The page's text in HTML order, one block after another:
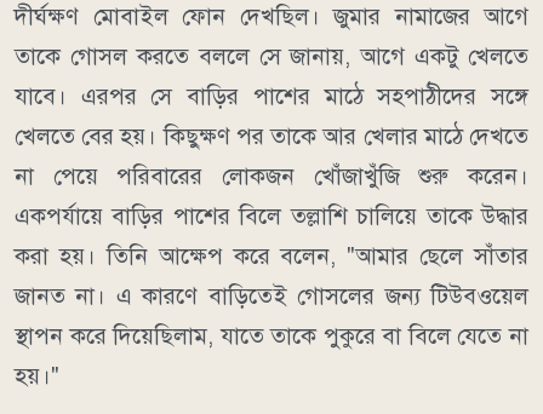
দীর্ঘক্ষণ মোবাইল ফোন দেখছিল। জুমার নামাজের আগে
তাকে গোসল করতে বললে সে জানায়, আগে একটু খেলতে
যাবে। এরপর সে বাড়ির পাশের মাঠে সহপাঠীদের সঙ্গে
খেলতে বের হয়। কিছুক্ষণ পর তাকে আর খেলার মাঠে দেখতে
না পেয়ে পরিবারের লোকজন খোঁজাখুঁজি শুরু করেন।
একপর্যায়ে বাড়ির পাশের বিলে তল্লাশি চালিয়ে তাকে উদ্ধার
করা হয়। তিনি আক্ষেপ করে বলেন, "আমার ছেলে সাঁতার
জানত না। এ কারণে বাড়িতেই গোসলের জন্য টিউবওয়েল
স্থাপন করে দিয়েছিলাম, যাতে তাকে পুকুরে বা বিলে যেতে না
হয়।"